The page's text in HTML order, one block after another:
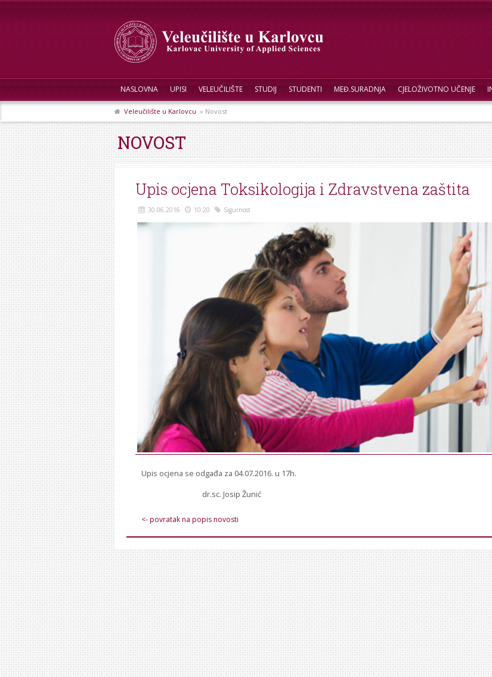
NASLOVNA UPISI VELEUČILIŠTE STUDIJ STUDENTI MEĐ.SURADNJA CJELOŽIVOTNO UČENJE
Veleučilište u Karlovcu » Novost
NOVOST
Upis ocjena Toksikologija i Zdravstvena zaštita
30.06.2016 10:20 Sigurnost
Upis ocjena se odgađa za 04.07.2016. u 17h.
dr.sc. Josip Žunić
<- povratak na popis novosti